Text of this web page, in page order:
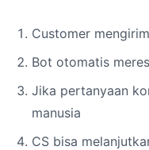
Customer
Bot otomatis
Jika pertanyaan
manusia
CS bisa